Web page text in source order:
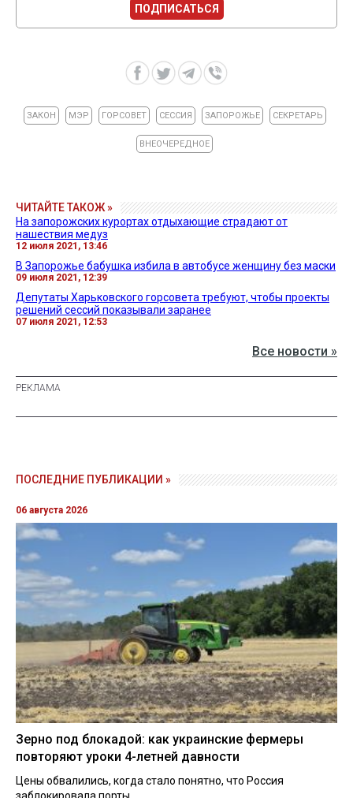
ПОДПИСАТЬСЯ
ЗАКОН МЭР ГОРСОВЕТ СЕССИЯ ЗАПОРОЖЬЕ СЕКРЕТАРЬ
ВНЕОЧЕРЕДНОЕ
ЧИТАЙТЕ ТАКОЖ »
На запорожских курортах отдыхающие страдают от
нашествия медуз
12 июля 2021, 13:46
В Запорожье бабушка избила в автобусе женщину без маски
09 июля 2021, 12:39
Депутаты Харьковского горсовета требуют, чтобы проекты
решений сессий показывали заранее
07 июля 2021, 12:53
Все новости »
ПОСЛЕДНИЕ ПУБЛИКАЦИИ »
06 августа 2026
Зерно под блокадой: как украинские фермеры
повторяют уроки 4-летней давности
Цены обвалились, когда стало понятно, что Россия
заблокировала порты